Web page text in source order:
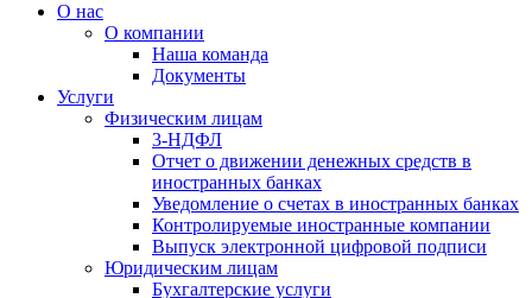
О нас
О компании
Наша команда
Документы
Услуги
Физическим лицам
3-НДФЛ
Отчет о движении денежных средств в
иностранных банках
Уведомление о счетах в иностранных банках
Контролируемые иностранные компании
Выпуск электронной цифровой подписи
Юридическим лицам
Бухгалтерские услуги